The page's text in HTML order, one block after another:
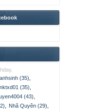
(35)
(35)
(43)
Nhã Quyên (29)